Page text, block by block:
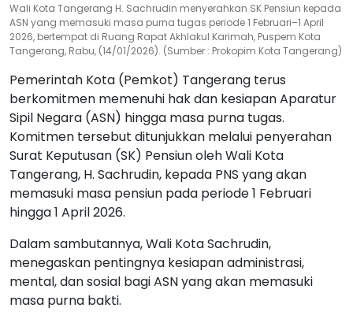
Wali Kota Tangerang H. Sachrudin menyerahkan SK Pensiun kepada
ASN yang memasuki masa purna tugas periode 1 Februari–1 April
2026, bertempat di Ruang Rapat Akhlakul Karimah, Puspem Kota
Tangerang, Rabu, (14/01/2026). (Sumber : Prokopim Kota Tangerang)
Pemerintah Kota (Pemkot) Tangerang terus
berkomitmen memenuhi hak dan kesiapan Aparatur
Sipil Negara (ASN) hingga masa purna tugas.
Komitmen tersebut ditunjukkan melalui penyerahan
Surat Keputusan (SK) Pensiun oleh Wali Kota
Tangerang, H. Sachrudin, kepada PNS yang akan
memasuki masa pensiun pada periode 1 Februari
hingga 1 April 2026.
Dalam sambutannya, Wali Kota Sachrudin,
menegaskan pentingnya kesiapan administrasi,
mental, dan sosial bagi ASN yang akan memasuki
masa purna bakti.